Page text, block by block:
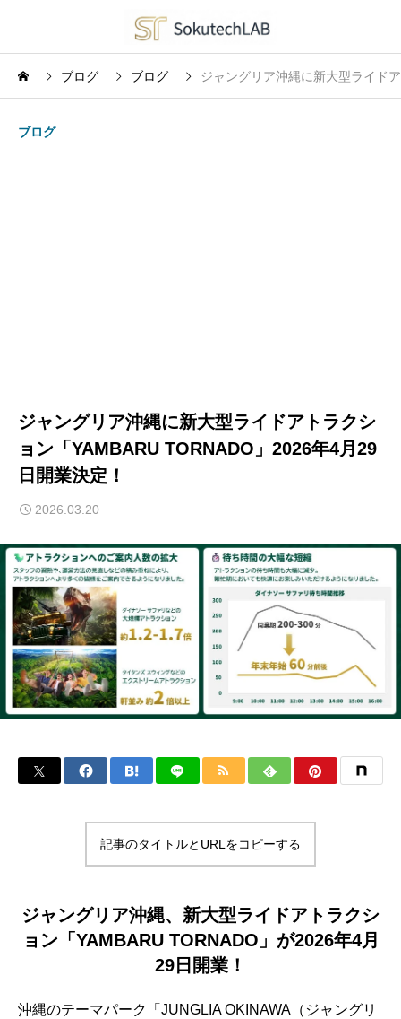
ブログ ブログ ジャングリア沖縄に新大型ライド
ブログ
ジャングリア沖縄に新大型ライドアトラクシ
ョン「YAMBARU TORNADO」2026年4月29
日開業決定！
2026.03.20
記事のタイトルとURLをコピーする
ジャングリア沖縄、新大型ライドアトラクシ
ョン「YAMBARU TORNADO」が2026年4月
29日開業！
沖縄のテーマパーク「JUNGLIA OKINAWA（ジャングリ